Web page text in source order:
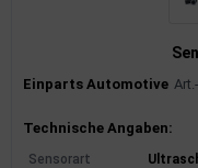
Einparts Automotive
Technische Angaben:
Sensorart